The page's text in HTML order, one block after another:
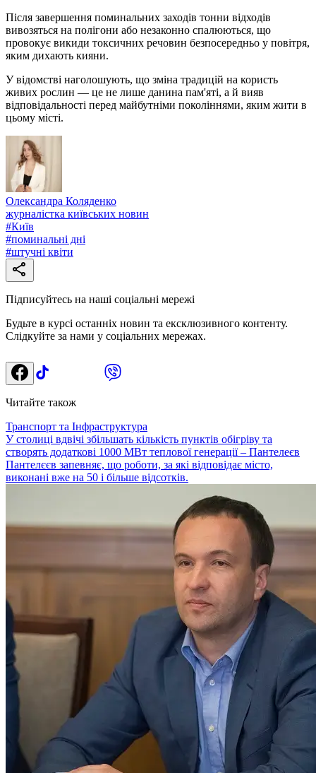
Після завершення поминальних заходів тонни відходів
вивозяться на полігони або незаконно спалюються, що
провокує викиди токсичних речовин безпосередньо у повітря,
яким дихають кияни.
У відомстві наголошують, що зміна традицій на користь
живих рослин — це не лише данина пам'яті, а й вияв
відповідальності перед майбутніми поколіннями, яким жити в
цьому місті.
Олександра Коляденко
журналістка київських новин
#Київ
#поминальні дні
#штучні квіти
Підписуйтесь на наші соціальні мережі
Будьте в курсі останніх новин та ексклюзивного контенту.
Слідкуйте за нами у соціальних мережах.
Читайте також
Транспорт та Інфраструктура
У столиці вдвічі збільшать кількість пунктів обігріву та
створять додаткові 1000 МВт теплової генерації – Пантелеєв
Пантелєєв запевняє, що роботи, за які відповідає місто,
виконані вже на 50 і більше відсотків.